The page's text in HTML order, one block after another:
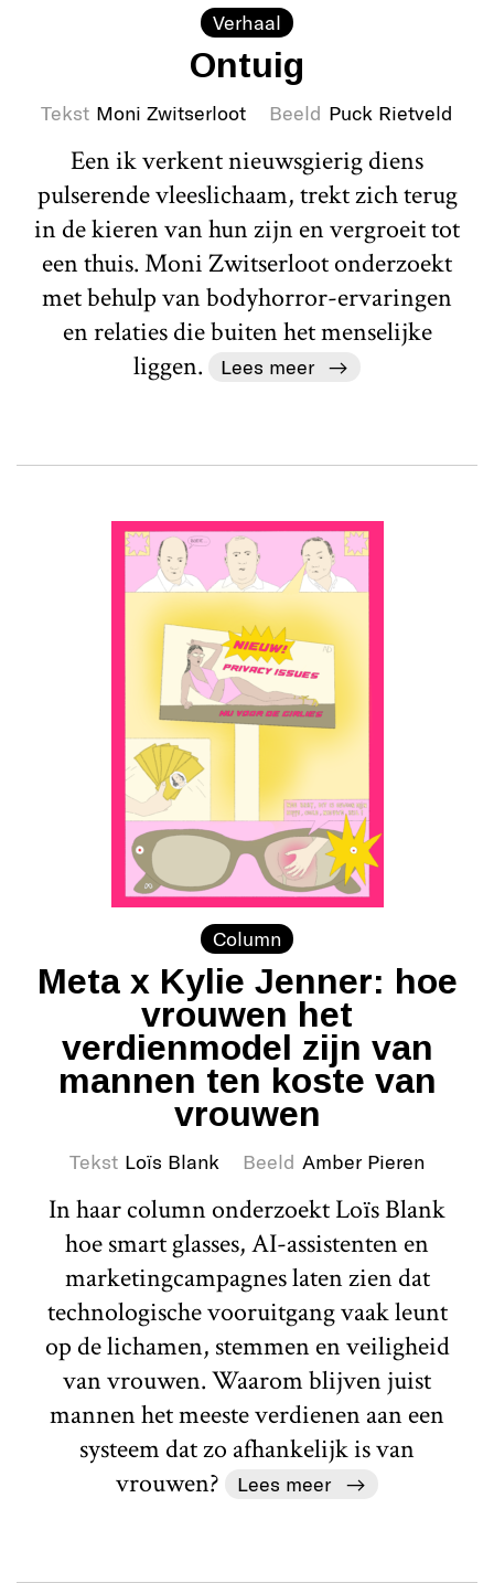
Verhaal
Ontuig
Tekst Moni Zwitserloot Beeld Puck Rietveld
Een ik verkent nieuwsgierig diens
pulserende vleeslichaam, trekt zich terug
in de kieren van hun zijn en vergroeit tot
een thuis. Moni Zwitserloot onderzoekt
met behulp van bodyhorror-ervaringen
en relaties die buiten het menselijke
liggen.
Lees meer
Column
Meta x Kylie Jenner: hoe
vrouwen het
verdienmodel zijn van
mannen ten koste van
vrouwen
Tekst Loïs Blank Beeld Amber Pieren
In haar column onderzoekt Loïs Blank
hoe smart glasses, AI-assistenten en
marketingcampagnes laten zien dat
technologische vooruitgang vaak leunt
op de lichamen, stemmen en veiligheid
van vrouwen. Waarom blijven juist
mannen het meeste verdienen aan een
systeem dat zo afhankelijk is van
vrouwen?
Lees meer